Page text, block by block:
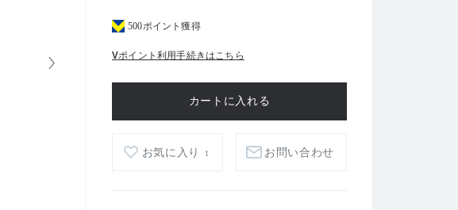
500ポイント獲得
Vポイント利用手続きはこちら
お気に入り 1 お問い合わせ